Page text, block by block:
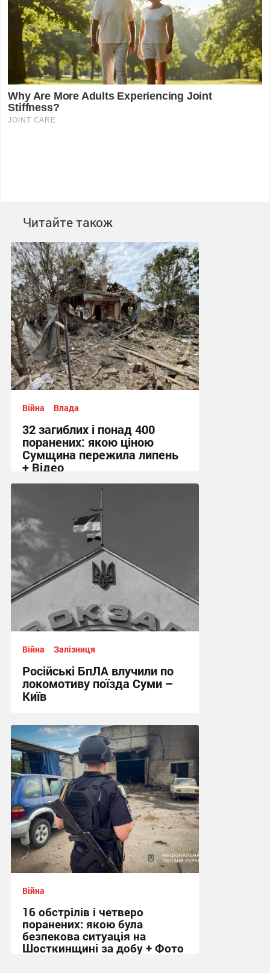
Читайте також
Війна Влада
32 загиблих і понад 400
поранених: якою ціною
Сумщина пережила липень
+ Відео
Війна Залізниця
Російські БпЛА влучили по
локомотиву поїзда Суми –
Київ
11:11 сьогодні
Війна
16 обстрілів і четверо
поранених: якою була
безпекова ситуація на
Шосткинщині за добу + Фото